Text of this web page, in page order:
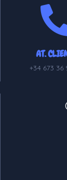
AT.
+34 673 36